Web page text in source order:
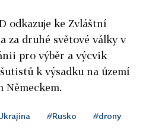
odkazuje ke Zvláštní
za druhé světové války v
pro výběr a výcvik
k výsadku na území
Německem.
#Rusko #drony